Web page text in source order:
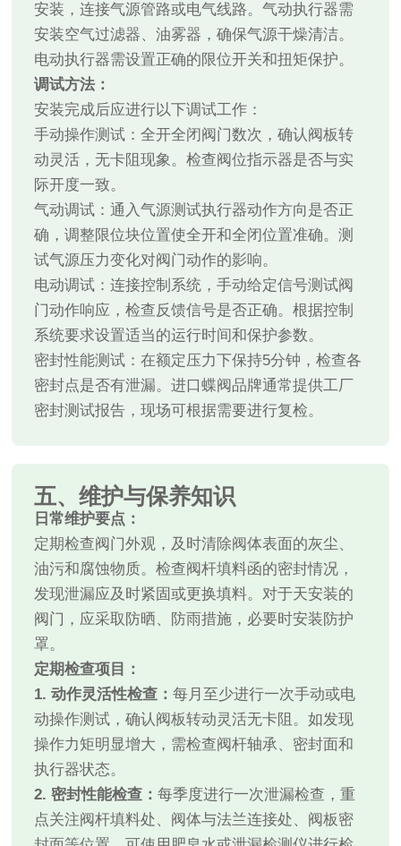
安装，连接气源管路或电气线路。气动执行器需
安装空气过滤器、油雾器，确保气源干燥清洁。
电动执行器需设置正确的限位开关和扭矩保护。
调试方法：
安装完成后应进行以下调试工作：
手动操作测试：全开全闭阀门数次，确认阀板转
动灵活，无卡阻现象。检查阀位指示器是否与实
际开度一致。
气动调试：通入气源测试执行器动作方向是否正
确，调整限位块位置使全开和全闭位置准确。测
试气源压力变化对阀门动作的影响。
电动调试：连接控制系统，手动给定信号测试阀
门动作响应，检查反馈信号是否正确。根据控制
系统要求设置适当的运行时间和保护参数。
密封性能测试：在额定压力下保持5分钟，检查各
密封点是否有泄漏。进口蝶阀品牌通常提供工厂
密封测试报告，现场可根据需要进行复检。
五、维护与保养知识
日常维护要点：
定期检查阀门外观，及时清除阀体表面的灰尘、
油污和腐蚀物质。检查阀杆填料函的密封情况，
发现泄漏应及时紧固或更换填料。对于天安装的
阀门，应采取防晒、防雨措施，必要时安装防护
罩。
定期检查项目：
1. 动作灵活性检查：每月至少进行一次手动或电
动操作测试，确认阀板转动灵活无卡阻。如发现
操作力矩明显增大，需检查阀杆轴承、密封面和
执行器状态。
2. 密封性能检查：每季度进行一次泄漏检查，重
点关注阀杆填料处、阀体与法兰连接处、阀板密